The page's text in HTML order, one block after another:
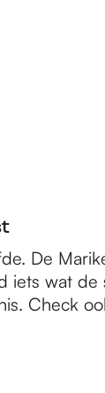
De
iets wat
Check